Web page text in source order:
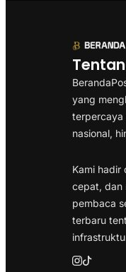
yang
terpercaya
nasional,
Kami hadir
cepat, dan
pembaca
terbaru